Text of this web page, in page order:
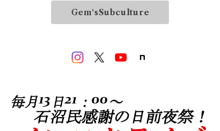
Gem‘sSubculture